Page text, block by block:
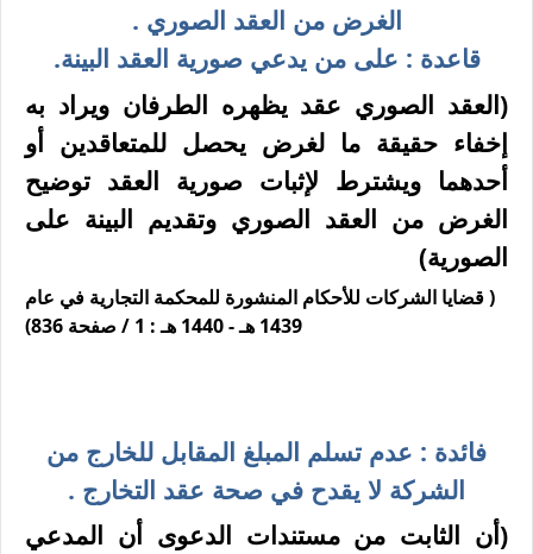
الغرض من العقد الصوري .
قاعدة : على من يدعي صورية العقد البينة.
(العقد الصوري عقد يظهره الطرفان ويراد به
إخفاء حقيقة ما لغرض يحصل للمتعاقدين أو
أحدهما ويشترط لإثبات صورية العقد توضيح
الغرض من العقد الصوري وتقديم البينة على
الصورية)
( قضايا الشركات للأحكام المنشورة للمحكمة التجارية في عام
1439 هـ - 1440 هـ : 1 / صفحة 836)
فائدة : عدم تسلم المبلغ المقابل للخارج من
الشركة لا يقدح في صحة عقد التخارج .
(أن الثابت من مستندات الدعوى أن المدعي